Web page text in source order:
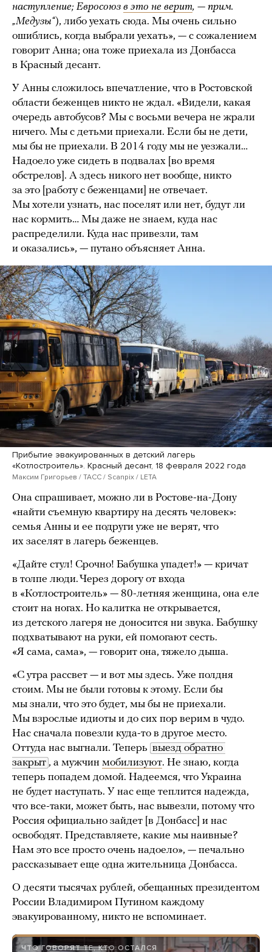
наступление; Евросоюз в это не верит, — прим.
„Медузы“), либо уехать сюда. Мы очень сильно
ошиблись, когда выбрали уехать», — с сожалением
говорит Анна; она тоже приехала из Донбасса
в Красный десант.
У Анны сложилось впечатление, что в Ростовской
области беженцев никто не ждал. «Видели, какая
очередь автобусов? Мы с восьми вечера не жрали
ничего. Мы с детьми приехали. Если бы не дети,
мы бы не приехали. В 2014 году мы не уезжали…
Надоело уже сидеть в подвалах [во время
обстрелов]. А здесь никого нет вообще, никто
за это [работу с беженцами] не отвечает.
Мы хотели узнать, нас поселят или нет, будут ли
нас кормить… Мы даже не знаем, куда нас
распределили. Куда нас привезли, там
и оказались», — путано объясняет Анна.
Прибытие эвакуированных в детский лагерь
«Котлостроитель». Красный десант, 18 февраля 2022 года
Максим Григорьев / ТАСС / Scanpix / LETA
Она спрашивает, можно ли в Ростове-на-Дону
«найти съемную квартиру на десять человек»:
семья Анны и ее подруги уже не верят, что
их заселят в лагерь беженцев.
«Дайте стул! Срочно! Бабушка упадет!» — кричат
в толпе люди. Через дорогу от входа
в «Котлостроитель» — 80-летняя женщина, она еле
стоит на ногах. Но калитка не открывается,
из детского лагеря не доносится ни звука. Бабушку
подхватывают на руки, ей помогают сесть.
«Я сама, сама», — говорит она, тяжело дыша.
«С утра рассвет — и вот мы здесь. Уже полдня
стоим. Мы не были готовы к этому. Если бы
мы знали, что это будет, мы бы не приехали.
Мы взрослые идиоты и до сих пор верим в чудо.
Нас сначала повезли куда-то в другое место.
Оттуда нас выгнали. Теперь выезд обратно
закрыт , а мужчин мобилизуют. Не знаю, когда
теперь попадем домой. Надеемся, что Украина
не будет наступать. У нас еще теплится надежда,
что все-таки, может быть, нас вывезли, потому что
Россия официально зайдет [в Донбасс] и нас
освободят. Представляете, какие мы наивные?
Нам это все просто очень надоело», — печально
рассказывает еще одна жительница Донбасса.
О десяти тысячах рублей, обещанных президентом
России Владимиром Путином каждому
эвакуированному, никто не вспоминает.
ЧТО ГОВОРЯТ ТЕ, КТО ОСТАЛСЯ